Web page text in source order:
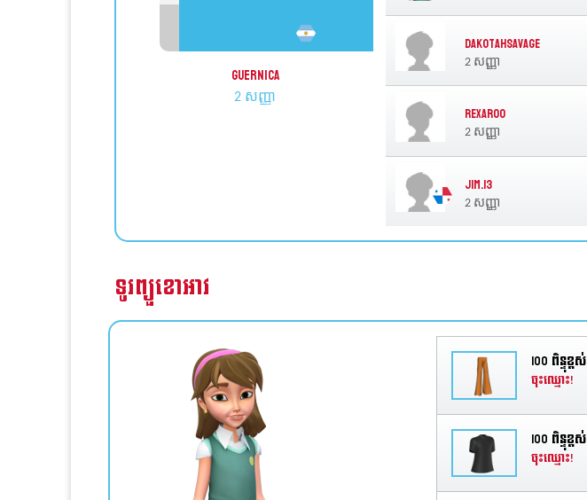
GUERNICa
2 សញ្ញា
DakotahSavage
2 សញ្ញា
Rexaroo
2 សញ្ញា
Jim.13
2 សញ្ញា
ទូរព្យួខោអាវ
100 ពិន្ទុខ្ពស់
ចុះឈ្មោះ!
100 ពិន្ទុខ្ពស់
ចុះឈ្មោះ!